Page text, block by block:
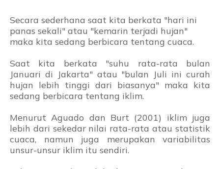
Secara sederhana saat kita berkata "hari ini
panas sekali" atau "kemarin terjadi hujan"
maka kita sedang berbicara tentang cuaca.
Saat kita berkata "suhu rata-rata bulan
Januari di Jakarta" atau "bulan Juli ini curah
hujan lebih tinggi dari biasanya" maka kita
sedang berbicara tentang iklim.
Menurut Aguado dan Burt (2001) iklim juga
lebih dari sekedar nilai rata-rata atau statistik
cuaca, namun juga merupakan variabilitas
unsur-unsur iklim itu sendiri.